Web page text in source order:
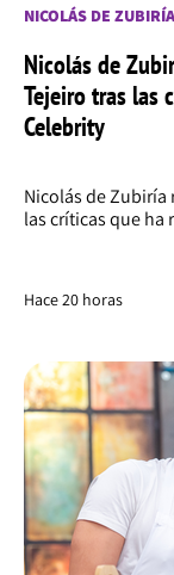
NICOLÁS DE ZUBIRÍA
Nicolás de
Tejeiro tras las
Celebrity
Nicolás de Zubiría
las críticas que
Hace 20 horas